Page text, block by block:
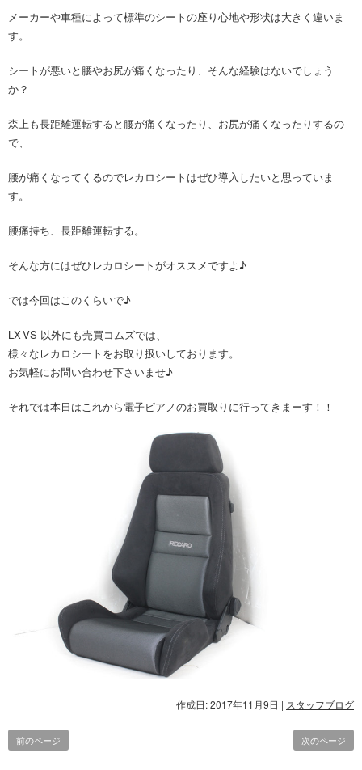
メーカーや車種によって標準のシートの座り心地や形状は大きく違いま
す。
シートが悪いと腰やお尻が痛くなったり、そんな経験はないでしょう
か？
森上も長距離運転すると腰が痛くなったり、お尻が痛くなったりするの
で、
腰が痛くなってくるのでレカロシートはぜひ導入したいと思っていま
す。
腰痛持ち、長距離運転する。
そんな方にはぜひレカロシートがオススメですよ♪
では今回はこのくらいで♪
LX-VS 以外にも売買コムズでは、
様々なレカロシートをお取り扱いしております。
お気軽にお問い合わせ下さいませ♪
それでは本日はこれから電子ピアノのお買取りに行ってきまーす！！
作成日: 2017年11月9日 | スタッフブログ
前のページ 次のページ